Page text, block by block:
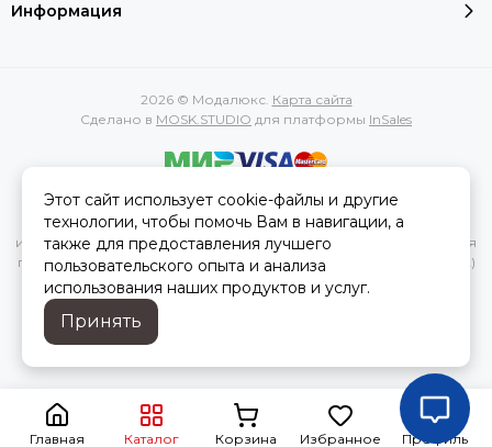
Информация
2026 © Модалюкс. Карта сайта
Сделано в MOSK.STUDIO для платформы InSales
Вся представленная на сайте информация, касающаяся
характеристик, стоимости товаров и услуг, носит
информационный характер и ни при каких условиях не является
публичной офертой, определяемой положениями Статьи 437(2)
Гражданского кодекса РФ.
Главная Каталог Корзина Избранное Профиль
Этот сайт использует cookie-файлы и другие
технологии, чтобы помочь Вам в навигации, а
также для предоставления лучшего
пользовательского опыта и анализа
использования наших продуктов и услуг.
Принять